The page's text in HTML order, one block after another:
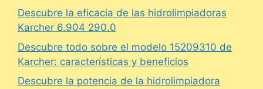
Descubre la eficacia de las hidrolimpiadoras
Karcher 6.904 290.0
Descubre todo sobre el modelo 15209310 de
Karcher: características y beneficios
Descubre la potencia de la hidrolimpiadora